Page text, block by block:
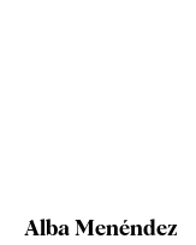
Alba Menéndez